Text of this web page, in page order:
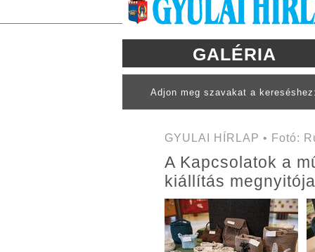
GALÉRIA
Adjon meg szavakat a
GYULAI HÍRLAP • Fotó:
A Kapcsolatok a
kiállítás megnyitója